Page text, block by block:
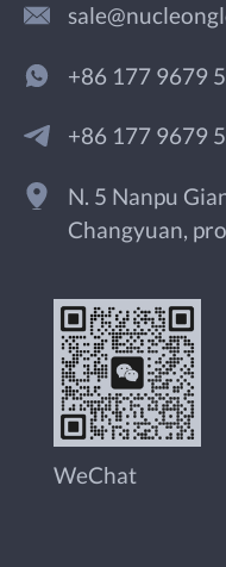
+86 177 9679
+86 177 9679
N. 5 Nanpu
Changyuan,
WeChat